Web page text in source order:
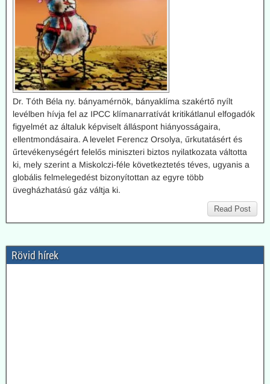
Dr. Tóth Béla ny. bányamérnök, bányaklíma szakértő nyílt
levélben hívja fel az IPCC klímanarratívát kritikátlanul elfogadók
figyelmét az általuk képviselt álláspont hiányosságaira,
ellentmondásaira. A levelet Ferencz Orsolya, űrkutatásért és
űrtevékenységért felelős miniszteri biztos nyilatkozata váltotta
ki, mely szerint a Miskolczi-féle következtetés téves, ugyanis a
globális felmelegedést bizonyítottan az egyre több
üvegházhatású gáz váltja ki.
Read Post
Rövid hírek